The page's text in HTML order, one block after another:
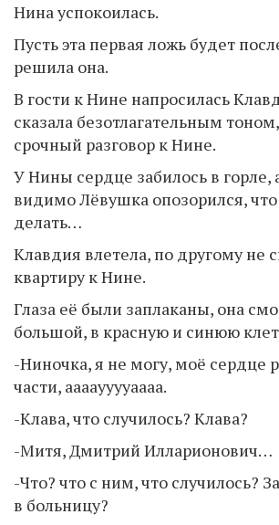
Нина успокоилась.
Пусть эта первая ложь будет
решила она.
В гости к Нине напросилась
сказала безотлагательным
срочный разговор к Нине.
У Нины сердце забилось в горле,
видимо Лёвушка опозорился, что
делать…
Клавдия влетела, по другому не
квартиру к Нине.
Глаза её были заплаканы, она
большой, в красную и синюю
-Ниночка, я не могу, моё сердце
части, ааааууууаааа.
-Клава, что случилось? Клава?
-Митя, Дмитрий Илларионович…
-Что? что с ним, что случилось?
в больницу?